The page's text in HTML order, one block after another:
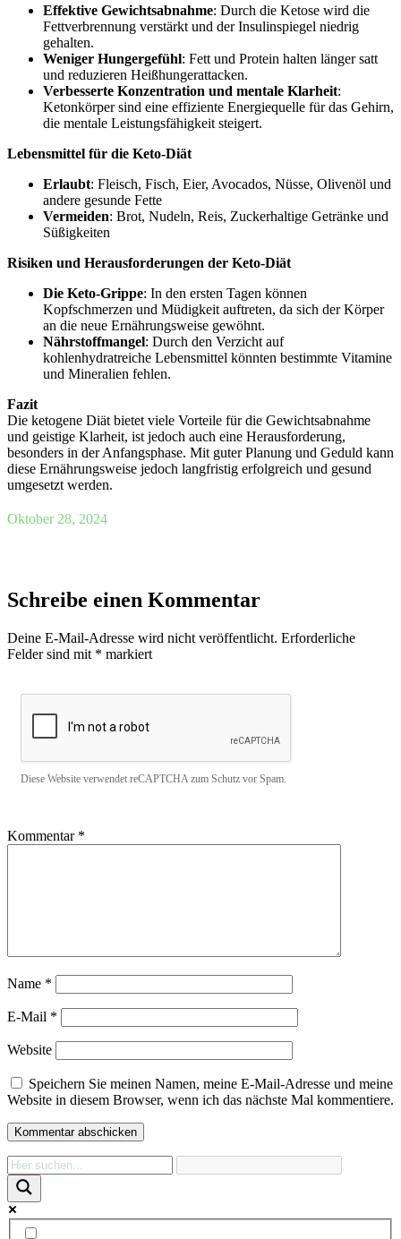
Effektive Gewichtsabnahme: Durch die Ketose wird die
Fettverbrennung verstärkt und der Insulinspiegel niedrig
gehalten.
Weniger Hungergefühl: Fett und Protein halten länger satt
und reduzieren Heißhungerattacken.
Verbesserte Konzentration und mentale Klarheit:
Ketonkörper sind eine effiziente Energiequelle für das Gehirn,
die mentale Leistungsfähigkeit steigert.
Lebensmittel für die Keto-Diät
Erlaubt: Fleisch, Fisch, Eier, Avocados, Nüsse, Olivenöl und
andere gesunde Fette
Vermeiden: Brot, Nudeln, Reis, Zuckerhaltige Getränke und
Süßigkeiten
Risiken und Herausforderungen der Keto-Diät
Die Keto-Grippe: In den ersten Tagen können
Kopfschmerzen und Müdigkeit auftreten, da sich der Körper
an die neue Ernährungsweise gewöhnt.
Nährstoffmangel: Durch den Verzicht auf
kohlenhydratreiche Lebensmittel könnten bestimmte Vitamine
und Mineralien fehlen.
Fazit
Die ketogene Diät bietet viele Vorteile für die Gewichtsabnahme
und geistige Klarheit, ist jedoch auch eine Herausforderung,
besonders in der Anfangsphase. Mit guter Planung und Geduld kann
diese Ernährungsweise jedoch langfristig erfolgreich und gesund
umgesetzt werden.
Oktober 28, 2024
Schreibe einen Kommentar
Deine E-Mail-Adresse wird nicht veröffentlicht. Erforderliche
Felder sind mit * markiert
Diese Website verwendet reCAPTCHA zum Schutz vor Spam.
Kommentar *
Name *
E-Mail *
Website
Speichern Sie meinen Namen, meine E-Mail-Adresse und meine
Website in diesem Browser, wenn ich das nächste Mal kommentiere.